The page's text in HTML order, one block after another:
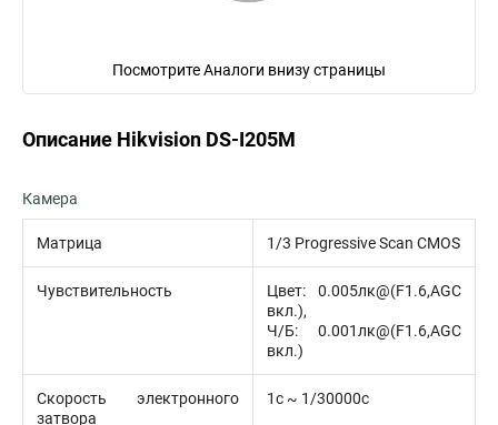
Посмотрите Аналоги внизу страницы
Описание Hikvision DS-I205M
Камера
Матрица 1/3 Progressive Scan CMOS
Чувствительность
Цвет: 0.005лк@(F1.6,AGC
вкл.),
Ч/Б: 0.001лк@(F1.6,AGC
вкл.)
Скорость электронного
затвора
1с ~ 1/30000с